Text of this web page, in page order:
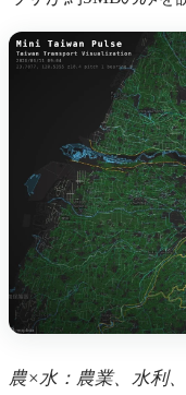
農×水：農業、水利